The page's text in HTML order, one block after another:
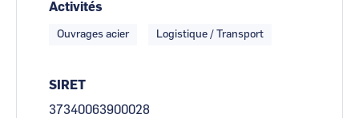
Activités
Ouvrages acier Logistique / Transport
SIRET
37340063900028